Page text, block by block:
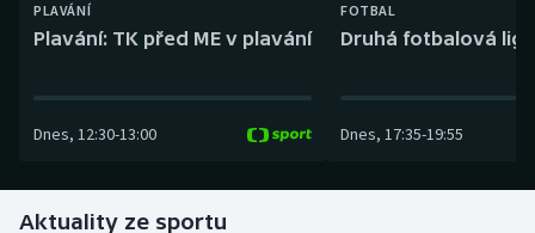
Dostihy
Futsal
PLAVÁNÍ
Plavání: TK před ME v plavání
Dnes, 12:30-13:00
FOTBAL
Druhá fotbalová
Dnes, 17:35-19:55
Aktuality ze sportu